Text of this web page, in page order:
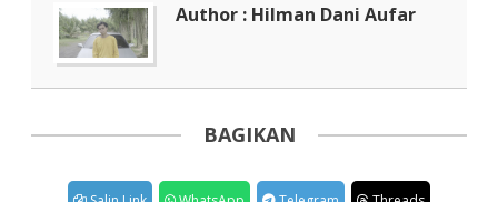
Author : Hilman Dani Aufar
BAGIKAN